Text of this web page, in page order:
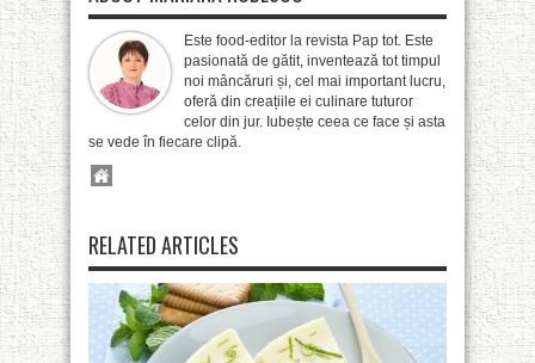
Este food-editor la revista Pap tot. Este
pasionată de gătit, inventează tot timpul
noi mâncăruri și, cel mai important lucru,
oferă din creațiile ei culinare tuturor
celor din jur. Iubește ceea ce face și asta
se vede în fiecare clipă.
RELATED ARTICLES